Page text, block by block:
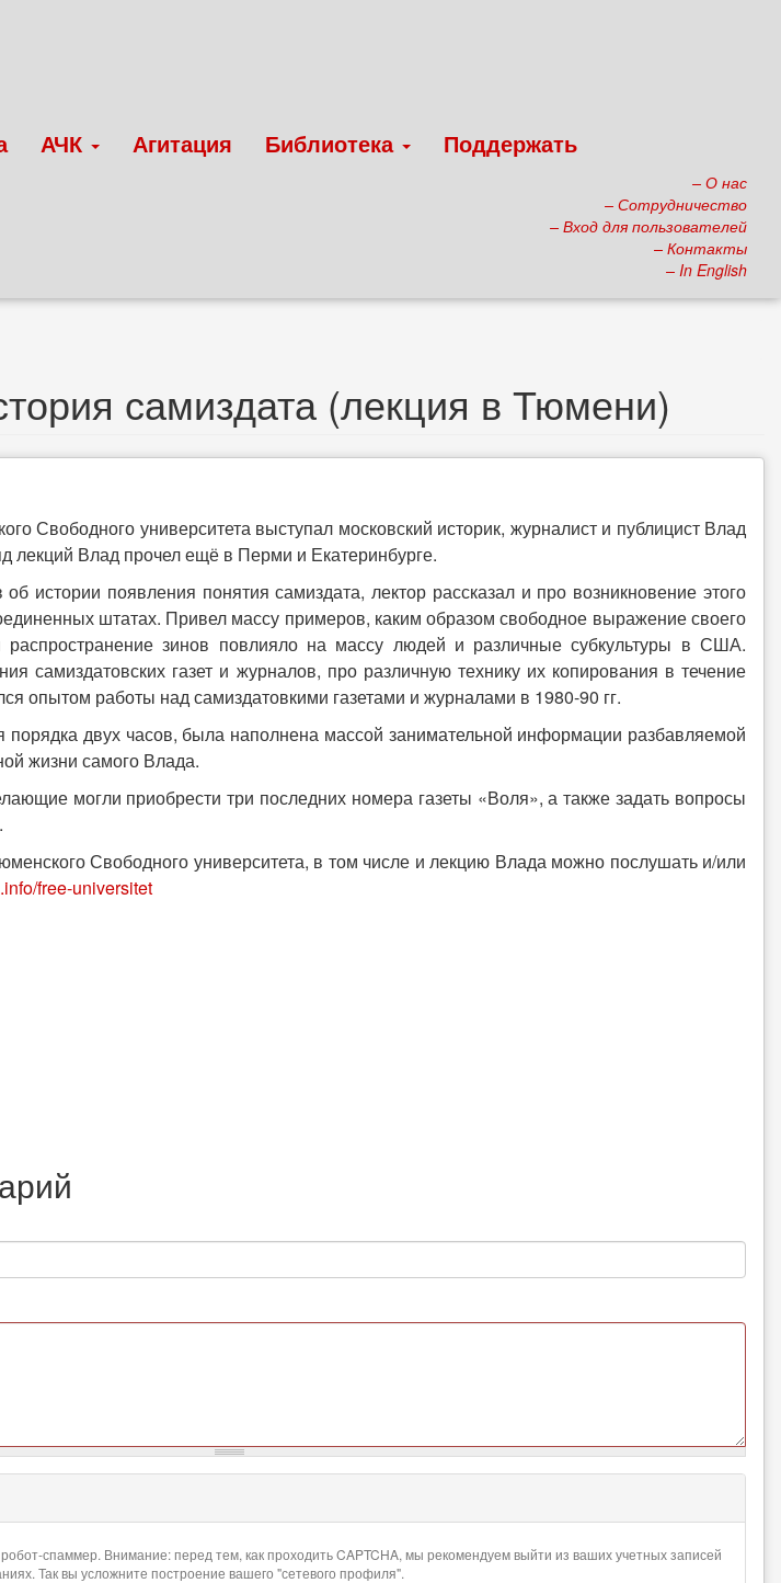
АЧК Агитация Библиотека Поддержать
– О нас
– Сотрудничество
– Вход для пользователей
– Контакты
– In English
самиздата (лекция в Тюмени)
университета выступал московский историк, журналист и публицист Влад
лекций Влад прочел ещё в Перми и Екатеринбурге.
появления понятия самиздата, лектор рассказал и про возникновение этого
штатах. Привел массу примеров, каким образом свободное выражение своего
распространение зинов повлияло на массу людей и различные субкультуры в США.
самиздатовских газет и журналов, про различную технику их копирования в течение
опытом работы над самиздатовкими газетами и журналами в 1980-90 гг.
двух часов, была наполнена массой занимательной информации разбавляемой
жизни самого Влада.
могли приобрести три последних номера газеты «Воля», а также задать вопросы
Свободного университета, в том числе и лекцию Влада можно послушать и/или
free-universitet
спаммер. Внимание: перед тем, как проходить CAPTCHA, мы рекомендуем выйти из ваших учетных записей
Так вы усложните построение вашего "сетевого профиля".